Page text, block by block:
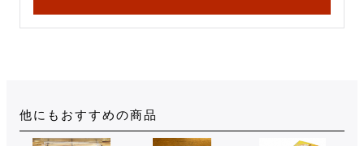
他にもおすすめの商品